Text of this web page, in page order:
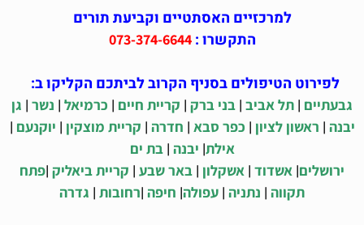
למרכזיים האסתטיים וקביעת תורים
התקשרו : 073-374-6644
לפירוט הטיפולים בסניף הקרוב לביתכם הקליקו ב:
גבעתיים | תל אביב | בני ברק | קריית חיים | כרמיאל | נשר | גן
יבנה | ראשון לציון | כפר סבא | חדרה | קריית מוצקין | יוקנעם |
אילת| יבנה |בת ים
ירושלים| אשדוד | אשקלון | באר שבע | קריית ביאליק |פתח
תקווה | נתניה | עפולה| חיפה |רחובות | גדרה